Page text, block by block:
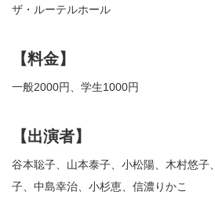
ザ・ルーテルホール
【料金】
一般2000円、学生1000円
【出演者】
谷本聡子、山本泰子、小松陽、木村悠子
子、中島幸治、小杉恵、信濃りかこ